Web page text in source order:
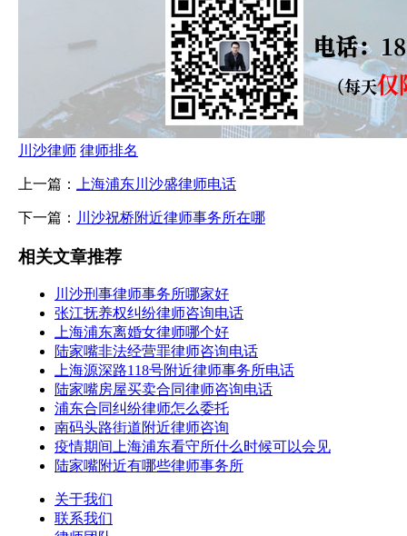
川沙律师 律师排名
上一篇： 上海浦东川沙盛律师电话
下一篇： 川沙祝桥附近律师事务所在哪
相关文章推荐
川沙刑事律师事务所哪家好
张江抚养权纠纷律师咨询电话
上海浦东离婚女律师哪个好
陆家嘴非法经营罪律师咨询电话
上海源深路118号附近律师事务所电话
陆家嘴房屋买卖合同律师咨询电话
浦东合同纠纷律师怎么委托
南码头路街道附近律师咨询
疫情期间上海浦东看守所什么时候可以会见
陆家嘴附近有哪些律师事务所
关于我们
联系我们